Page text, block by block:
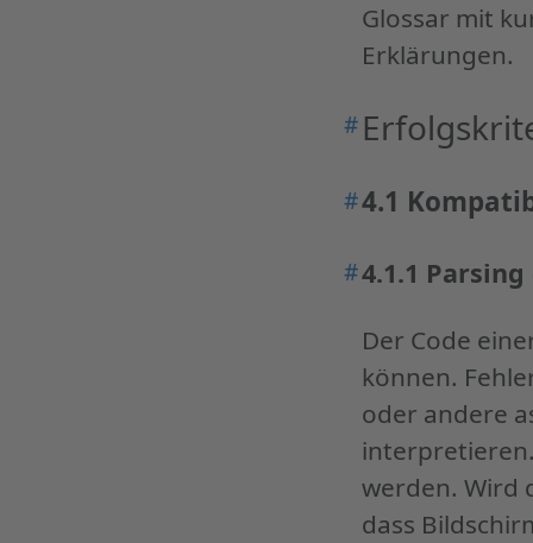
Glossar mit
Erklärungen.
Permalink
des
Robustheit"
#
4.1
Permalink
Kompatibel"
#
4.1.1 Parsing
Permalink
Parsing
(Stufe
A):"
#
Der Code
können.
oder andere
werden. Wird
dass